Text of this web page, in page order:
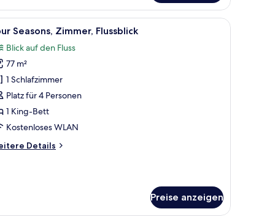
Bett, einem Fernseher, einem Balkon mit Blick auf hohe Gebäude
Ein modernes Hotelzimmer mit einem
5 Seasons, Zimmer, Flussblick
Blick auf den Fluss
77 m²
1 Schlafzimmer
Platz für 4 Personen
1 King-Bett
Kostenloses WLAN
Details
Preise anzeigen